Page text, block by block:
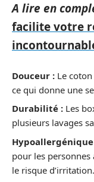
A lire en
facilite votre
Douceur : Le
ce qui donne une
Durabilité : Les
plusieurs lavages
pour les
le risque d’irritation.